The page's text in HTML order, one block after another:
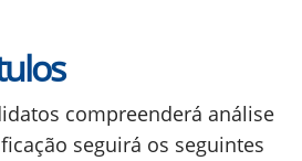
compreenderá análise
seguirá os seguintes